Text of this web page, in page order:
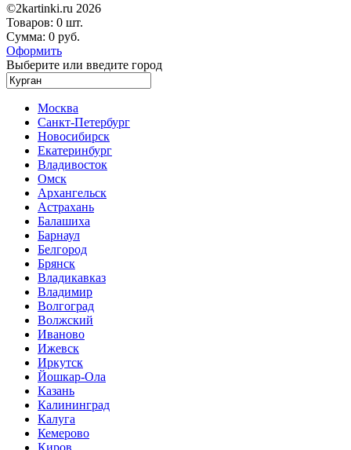
©2kartinki.ru 2026
Товаров: 0 шт.
Сумма: 0 руб.
Оформить
Выберите или введите город
Москва
Санкт-Петербург
Новосибирск
Екатеринбург
Владивосток
Омск
Архангельск
Астрахань
Балашиха
Барнаул
Белгород
Брянск
Владикавказ
Владимир
Волгоград
Волжский
Иваново
Ижевск
Иркутск
Йошкар-Ола
Казань
Калининград
Калуга
Кемерово
Киров